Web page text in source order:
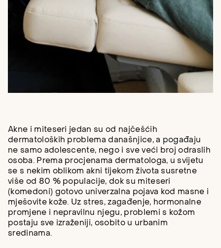
Akne i miteseri jedan su od najčešćih
dermatoloških problema današnjice, a pogađaju
ne samo adolescente, nego i sve veći broj odraslih
osoba. Prema procjenama dermatologa, u svijetu
se s nekim oblikom akni tijekom života susretne
više od 80 % populacije, dok su miteseri
(komedoni) gotovo univerzalna pojava kod masne i
mješovite kože. Uz stres, zagađenje, hormonalne
promjene i nepravilnu njegu, problemi s kožom
postaju sve izraženiji, osobito u urbanim
sredinama.